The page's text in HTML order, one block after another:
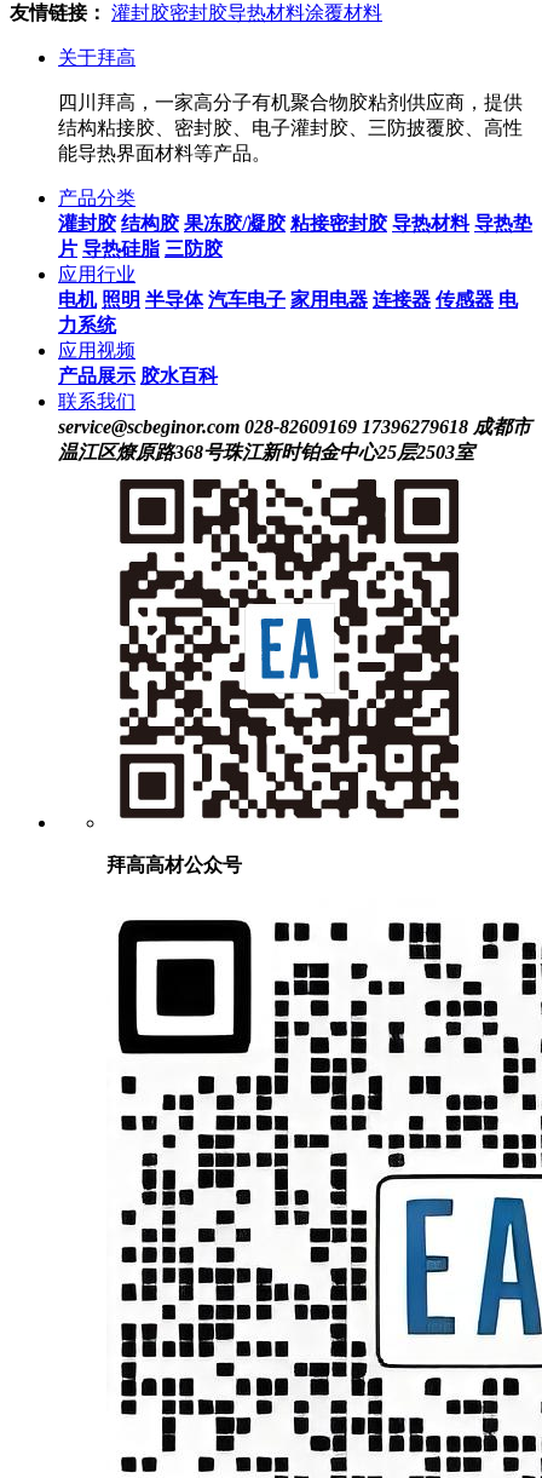
友情链接： 灌封胶密封胶导热材料涂覆材料
关于拜高
四川拜高，一家高分子有机聚合物胶粘剂供应商，提供
结构粘接胶、密封胶、电子灌封胶、三防披覆胶、高性
能导热界面材料等产品。
产品分类
灌封胶 结构胶 果冻胶/凝胶 粘接密封胶 导热材料 导热垫
片 导热硅脂 三防胶
应用行业
电机 照明 半导体 汽车电子 家用电器 连接器 传感器 电
力系统
应用视频
产品展示 胶水百科
联系我们
service@scbeginor.com 028-82609169 17396279618 成都市
温江区燎原路368号珠江新时铂金中心25层2503室
拜高高材公众号